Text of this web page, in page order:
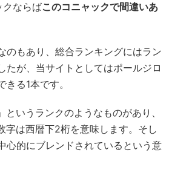
クならばこのコニャックで間違いあ
のもあり、総合ランキングにはラン
たが、当サイトとしてはポールジロ
る1本です。
いうランクのようなものがあり、
字は西暦下2桁を意味します。そし
心的にブレンドされているという意